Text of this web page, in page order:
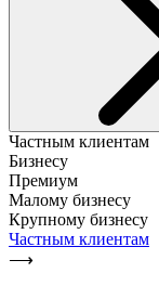
Частным клиентам
Бизнесу
Премиум
Малому бизнесу
Крупному бизнесу
Частным клиентам
⟶